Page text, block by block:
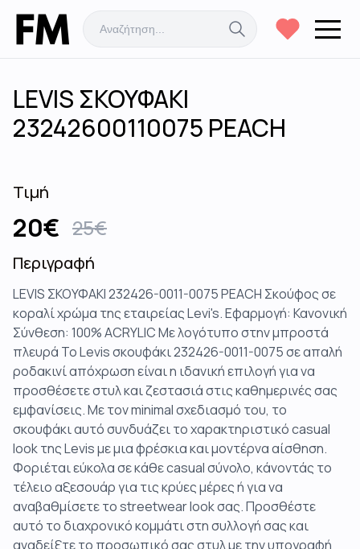
LEVIS ΣΚΟΥΦΑΚΙ
23242600110075 PEACH
Τιμή
20€ 25€
Περιγραφή
LEVIS ΣΚΟΥΦΑΚΙ 232426-0011-0075 PEACH Σκούφος σε
κοραλί χρώμα της εταιρείας Levi's. Εφαρμογή: Κανονική
Σύνθεση: 100% ACRYLIC Με λογότυπο στην μπροστά
πλευρά Το Levis σκουφάκι 232426-0011-0075 σε απαλή
ροδακινί απόχρωση είναι η ιδανική επιλογή για να
προσθέσετε στυλ και ζεστασιά στις καθημερινές σας
εμφανίσεις. Με τον minimal σχεδιασμό του, το
σκουφάκι αυτό συνδυάζει το χαρακτηριστικό casual
look της Levis με μια φρέσκια και μοντέρνα αίσθηση.
Φοριέται εύκολα σε κάθε casual σύνολο, κάνοντάς το
τέλειο αξεσουάρ για τις κρύες μέρες ή για να
αναβαθμίσετε το streetwear look σας. Προσθέστε
αυτό το διαχρονικό κομμάτι στη συλλογή σας και
αναδείξτε το προσωπικό σας στυλ με την υπογραφή